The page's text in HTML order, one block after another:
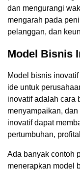
dan mengurangi
mengarah pada
pelanggan, dan
Model Bisnis
Model bisnis
ide untuk
inovatif adalah cara
menyampaikan,
inovatif dapat
pertumbuhan,
Ada banyak contoh
menerapkan model